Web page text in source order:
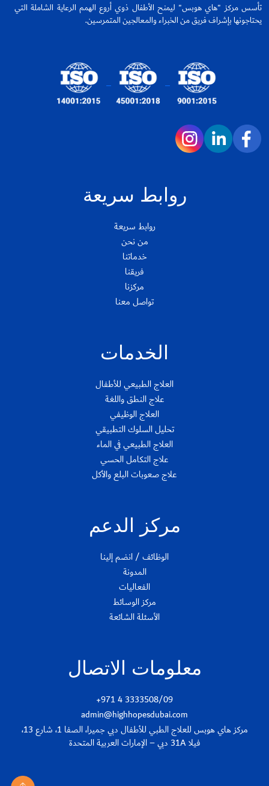
تأسس مركز "هاي هوبس" ليمنح الأطفال ذوي أروع الهمم الرعاية الشاملة التي
يحتاجونها بإشراف فريق من الخبراء والمعالجين المتمرسين.
روابط سريعة
روابط سريعة
من نحن
خدماتنا
فريقنا
مركزنا
تواصل معنا
الخدمات
العلاج الطبيعي للأطفال
علاج النطق واللغة
العلاج الوظيفي
تحليل السلوك التطبيقي
العلاج الطبيعي في الماء
علاج التكامل الحسي
علاج صعوبات البلع والأكل
مركز الدعم
الوظائف / انضم إلينا
المدونة
الفعاليات
مركز الوسائط
الأسئلة الشائعة
معلومات الاتصال
+971 4 3333508/09
admin@highhopesdubai.com
مركز هاي هوبس للعلاج الطبي للأطفال دبي جميرا، الصفا 1، شارع 13،
فيلا 31A دبي – الإمارات العربية المتحدة